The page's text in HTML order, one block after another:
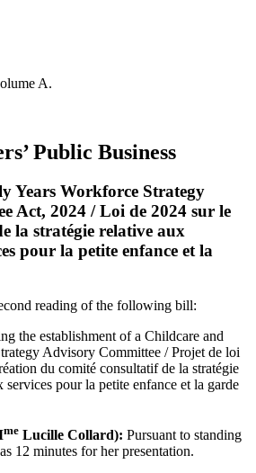
A.
Public Business
Years Workforce Strategy
Act, 2024 / Loi de 2024 sur le
la stratégie relative aux
pour la petite enfance et la
reading of the following bill:
the establishment of a Childcare and
Advisory Committee / Projet de loi
du comité consultatif de la stratégie
services pour la petite enfance et la garde
me Lucille Collard): Pursuant to standing
12 minutes for her presentation.